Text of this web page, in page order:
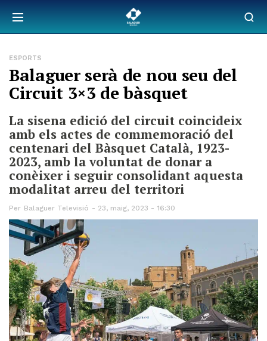
ESPORTS
Balaguer serà de nou seu del
Circuit 3×3 de bàsquet
La sisena edició del circuit coincideix
amb els actes de commemoració del
centenari del Bàsquet Català, 1923-
2023, amb la voluntat de donar a
conèixer i seguir consolidant aquesta
modalitat arreu del territori
Per Balaguer Televisió 23, maig, 2023 - 16:30